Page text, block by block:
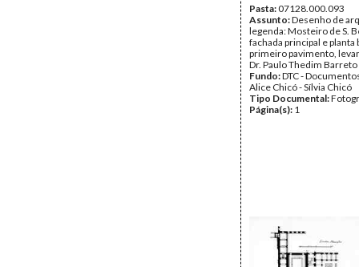
Pasta:07128.000.093
Assunto:Desenho de
legenda: Mosteiro de S.
fachada principal e planta
primeiro pavimento,
Dr. Paulo Thedim
Fundo:DTC -
Alice Chicó - Sílvia Chicó
Tipo Documental:
Página(s): 1